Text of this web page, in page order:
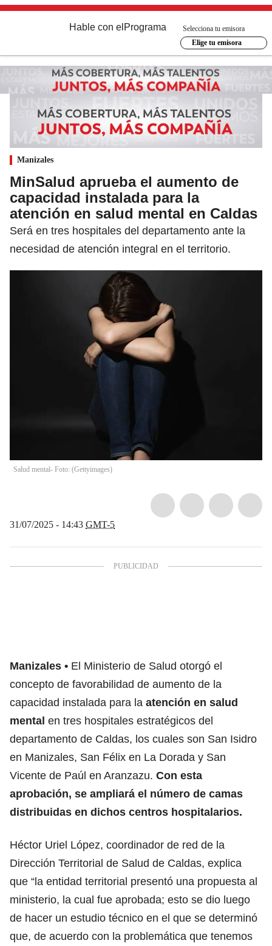
Hable con el Programa
Selecciona tu emisora
Elige tu emisora
Manizales
MinSalud aprueba el aumento de
capacidad instalada para la
atención en salud mental en Caldas
Será en tres hospitales del departamento ante la
necesidad de atención integral en el territorio.
Salud mental- Foto: (Gettyimages)
31/07/2025 - 14:43 GMT-5
Manizales
El Ministerio de Salud otorgó el
concepto de favorabilidad de aumento de la
capacidad instalada para la atención en salud
mental en tres hospitales estratégicos del
departamento de Caldas, los cuales son San Isidro
en Manizales, San Félix en La Dorada y San
Vicente de Paúl en Aranzazu. Con esta
aprobación, se ampliará el número de camas
distribuidas en dichos centros hospitalarios.
Héctor Uriel López, coordinador de red de la
Dirección Territorial de Salud de Caldas, explica
que “la entidad territorial presentó una propuesta al
ministerio, la cual fue aprobada; esto se dio luego
de hacer un estudio técnico en el que se determinó
que, de acuerdo con la problemática que tenemos